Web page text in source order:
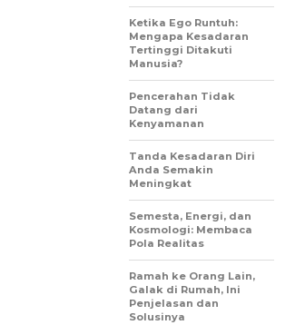
Ketika Ego Runtuh:
Mengapa Kesadaran
Tertinggi Ditakuti
Manusia?
Pencerahan Tidak
Datang dari
Kenyamanan
Tanda Kesadaran Diri
Anda Semakin
Meningkat
Semesta, Energi, dan
Kosmologi: Membaca
Pola Realitas
Ramah ke Orang Lain,
Galak di Rumah, Ini
Penjelasan dan
Solusinya